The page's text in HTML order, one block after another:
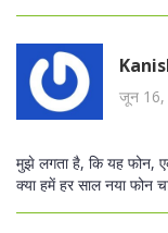
जून 16,
मुझे लगता है, कि यह फोन,
क्या हमें हर साल नया फोन